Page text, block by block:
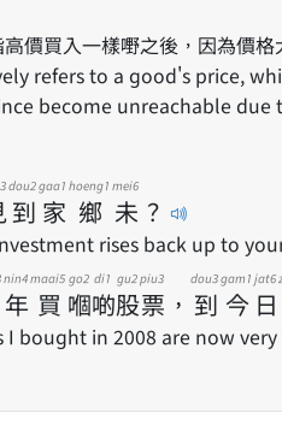
價買入一樣嘢之後，因為價
become unreachable
到
dou2
家
gaa1
鄉
hoeng1
未
mei6
？
rises back up to
年
nin4
買
maai5
嗰
go2
啲
di1
股
gu2
票
piu3
， 到
dou3
今
gam1
日
jat6
I bought in 2008 are now